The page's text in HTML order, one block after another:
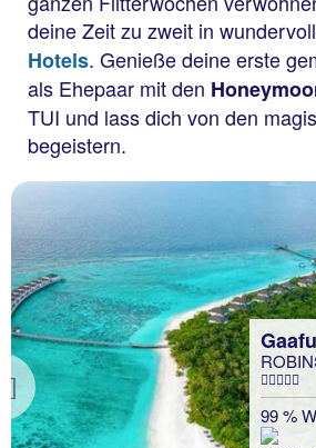
deine Zeit zu zweit in
Hotels. Genieße deine erste
als Ehepaar mit den
TUI und lass dich von den
begeistern.
Previous 99 %